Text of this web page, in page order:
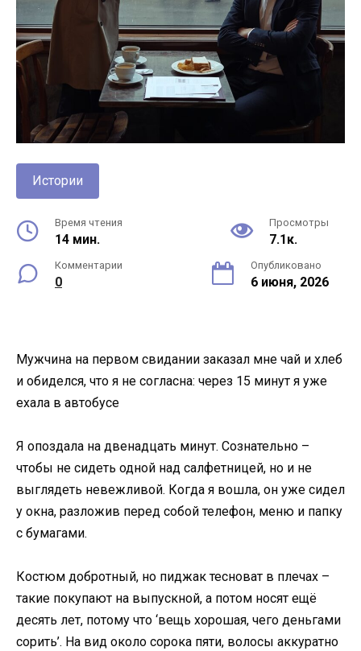
Истории
Время чтения
14 мин.
Просмотры
7.1к.
Комментарии
0
Опубликовано
6 июня, 2026
Мужчина на первом свидании заказал мне чай и хлеб
и обиделся, что я не согласна: через 15 минут я уже
ехала в автобусе
Я опоздала на двенадцать минут. Сознательно –
чтобы не сидеть одной над салфетницей, но и не
выглядеть невежливой. Когда я вошла, он уже сидел
у окна, разложив перед собой телефон, меню и папку
с бумагами.
Костюм добротный, но пиджак тесноват в плечах –
такие покупают на выпускной, а потом носят ещё
десять лет, потому что ‘вещь хорошая, чего деньгами
сорить’. На вид около сорока пяти, волосы аккуратно